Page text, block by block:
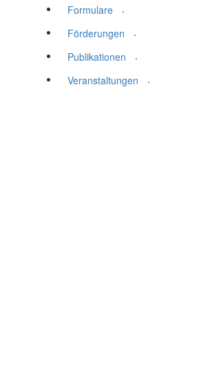
Formulare
.
Förderungen
.
Publikationen
.
Veranstaltungen
.